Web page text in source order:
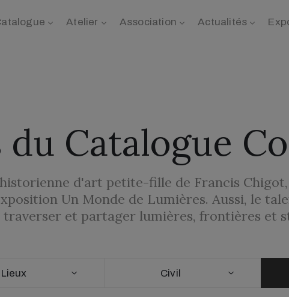
Atelier Association Actualités
Catalogue
d'art petite-fille de Francis
Un Monde de Lumières. Aussi, le
et partager lumières, frontières et
Lieux Civil